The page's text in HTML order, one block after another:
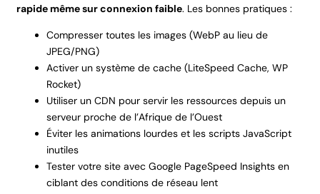
rapide même sur connexion faible. Les bonnes pratiques :
Compresser toutes les images (WebP au lieu de
JPEG/PNG)
Activer un système de cache (LiteSpeed Cache, WP
Rocket)
Utiliser un CDN pour servir les ressources depuis un
serveur proche de l’Afrique de l’Ouest
Éviter les animations lourdes et les scripts JavaScript
inutiles
Tester votre site avec Google PageSpeed Insights en
ciblant des conditions de réseau lent